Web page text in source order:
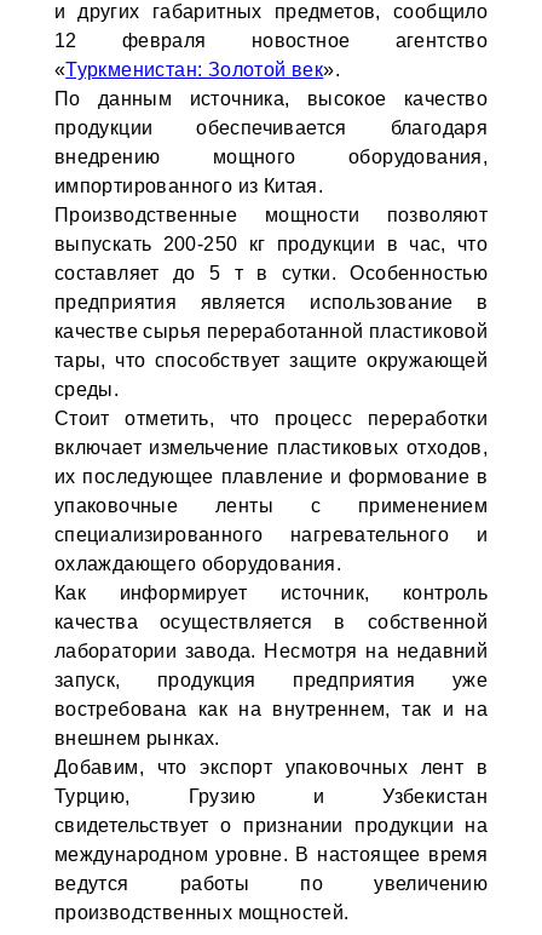
и других габаритных предметов, сообщило
12 февраля новостное агентство
«Туркменистан: Золотой век».
По данным источника, высокое качество
продукции обеспечивается благодаря
внедрению мощного оборудования,
импортированного из Китая.
Производственные мощности позволяют
выпускать 200-250 кг продукции в час, что
составляет до 5 т в сутки. Особенностью
предприятия является использование в
качестве сырья переработанной пластиковой
тары, что способствует защите окружающей
среды.
Стоит отметить, что процесс переработки
включает измельчение пластиковых отходов,
их последующее плавление и формование в
упаковочные ленты с применением
специализированного нагревательного и
охлаждающего оборудования.
Как информирует источник, контроль
качества осуществляется в собственной
лаборатории завода. Несмотря на недавний
запуск, продукция предприятия уже
востребована как на внутреннем, так и на
внешнем рынках.
Добавим, что экспорт упаковочных лент в
Турцию, Грузию и Узбекистан
свидетельствует о признании продукции на
международном уровне. В настоящее время
ведутся работы по увеличению
производственных мощностей.